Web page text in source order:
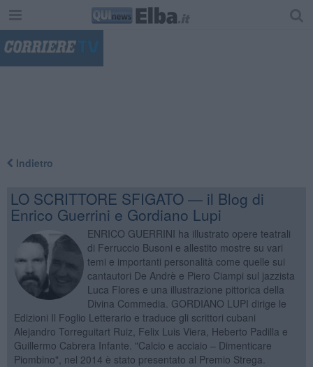
Indietro
LO SCRITTORE SFIGATO — il Blog di
Enrico Guerrini e Gordiano Lupi
ENRICO GUERRINI ha illustrato opere teatrali
di Ferruccio Busoni e allestito mostre su vari
temi e importanti personalità come quelle sui
cantautori De Andrè e Piero Ciampi sul jazzista
Luca Flores e una illustrazione pittorica della
Divina Commedia. GORDIANO LUPI dirige le
Edizioni Il Foglio Letterario e traduce gli scrittori cubani
Alejandro Torreguitart Ruiz, Felix Luis Viera, Heberto Padilla e
Guillermo Cabrera Infante. "Calcio e acciaio – Dimenticare
Piombino", nel 2014 è stato presentato al Premio Strega.